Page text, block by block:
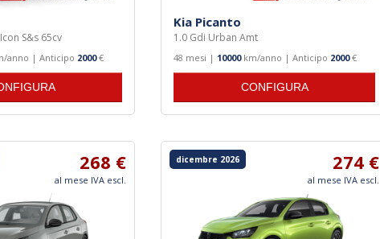
S&s 65cv
anno | Anticipo 2000€
Kia Picanto
1.0 Gdi Urban Amt
48 mesi | 10000km/anno | Anticipo 2000€
CONFIGURA
268 €
al mese IVA escl.
dicembre 2026 274 €
al mese IVA escl.